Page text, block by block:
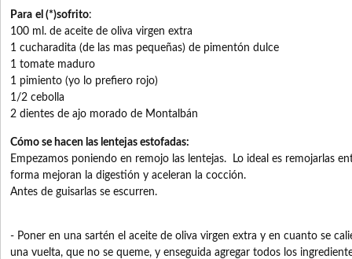
Para el (*)sofrito:
100 ml. de aceite de oliva virgen extra
1 cucharadita (de las mas pequeñas) de pimentón dulce
1 tomate maduro
1 pimiento (yo lo prefiero rojo)
1/2 cebolla
2 dientes de ajo morado de Montalbán
Cómo se hacen las lentejas estofadas:
Empezamos poniendo en remojo las lentejas. Lo ideal es remojarlas
forma mejoran la digestión y aceleran la cocción.
Antes de guisarlas se escurren.
- Poner en una sartén el aceite de oliva virgen extra y en cuanto se
una vuelta, que no se queme, y enseguida agregar todos los